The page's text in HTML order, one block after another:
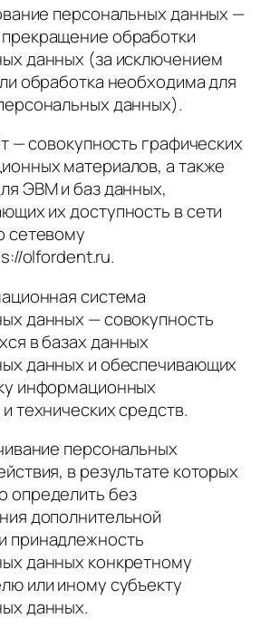
персональных данных —
обработки
данных (за исключением
обработка необходима для
данных).
— совокупность графических
материалов, а также
ЭВМ и баз данных,
их доступность в сети
сетевому
olfordent.ru.
система
данных — совокупность
в базах данных
данных и обеспечивающих
информационных
технических средств.
персональных
в результате которых
определить без
дополнительной
принадлежность
данных конкретному
или иному субъекту
данных.